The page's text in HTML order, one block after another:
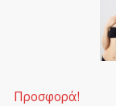
Προσφορά!